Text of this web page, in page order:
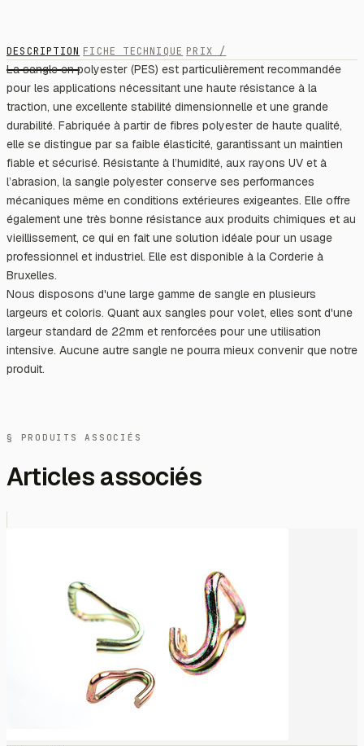
DESCRIPTION FICHE TECHNIQUE PRIX /
La sangle en polyester (PES) est particulièrement recommandée
pour les applications nécessitant une haute résistance à la
traction, une excellente stabilité dimensionnelle et une grande
durabilité. Fabriquée à partir de fibres polyester de haute qualité,
elle se distingue par sa faible élasticité, garantissant un maintien
fiable et sécurisé. Résistante à l’humidité, aux rayons UV et à
l’abrasion, la sangle polyester conserve ses performances
mécaniques même en conditions extérieures exigeantes. Elle offre
également une très bonne résistance aux produits chimiques et au
vieillissement, ce qui en fait une solution idéale pour un usage
professionnel et industriel. Elle est disponible à la Corderie à
Bruxelles.
Nous disposons d'une large gamme de sangle en plusieurs
largeurs et coloris. Quant aux sangles pour volet, elles sont d'une
largeur standard de 22mm et renforcées pour une utilisation
intensive. Aucune autre sangle ne pourra mieux convenir que notre
produit.
§ PRODUITS ASSOCIÉS
Articles associés